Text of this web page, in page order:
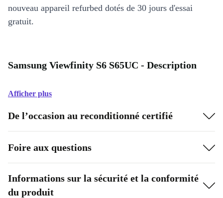
nouveau appareil refurbed dotés de 30 jours d'essai
gratuit.
Samsung Viewfinity S6 S65UC - Description
Afficher plus
De l’occasion au reconditionné certifié
Foire aux questions
Informations sur la sécurité et la conformité
du produit